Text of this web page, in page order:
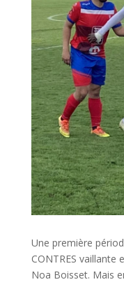
Une première
CONTRES
Noa Boisset. Mais